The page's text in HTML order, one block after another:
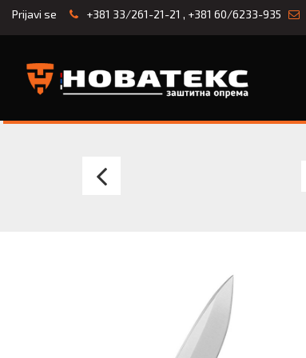
Prijavi se +381 33/261-21-21 , +381 60/6233-935
Nož